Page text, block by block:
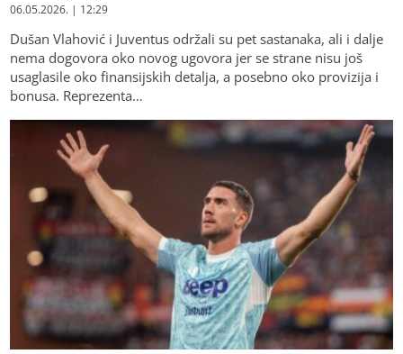
06.05.2026. | 12:29
Dušan Vlahović i Juventus održali su pet sastanaka, ali i dalje
nema dogovora oko novog ugovora jer se strane nisu još
usaglasile oko finansijskih detalja, a posebno oko provizija i
bonusa. Reprezenta…